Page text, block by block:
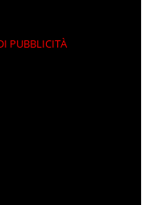
PUBBLICITÀ